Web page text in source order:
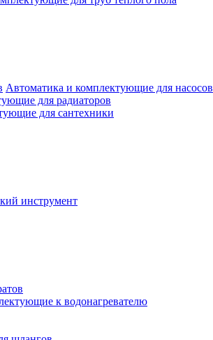
Автоматика и комплектующие для насосов
для радиаторов
для сантехники
инструмент
к водонагревателю